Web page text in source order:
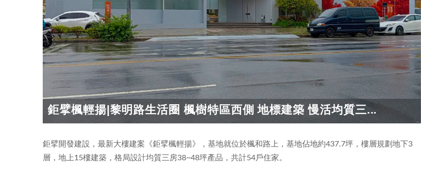
鉅擘楓輕揚|黎明路生活圈 楓樹特區西側 地標建築 慢活均質三...
鉅擘開發建設，最新大樓建案《鉅擘楓輕揚》，基地就位於楓和路上，基地佔地約437.7坪，樓層規劃地下3
層，地上15樓建築，格局設計均質三房38~48坪產品，共計54戶住家。